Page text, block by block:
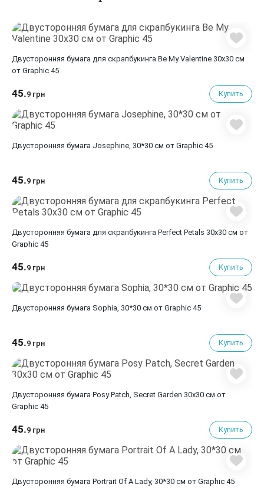
Двусторонняя бумага для скрапбукинга Be My Valentine 30х30 см
от Graphic 45
45.9 грн Купить
Двусторонняя бумага Josephine, 30*30 см от Graphic 45
45.9 грн Купить
Двусторонняя бумага для скрапбукинга Perfect Petals 30х30 см от
Graphic 45
45.9 грн Купить
Двусторонняя бумага Sophia, 30*30 см от Graphic 45
45.9 грн Купить
Двусторонняя бумага Posy Patch, Secret Garden 30х30 см от
Graphic 45
45.9 грн Купить
Двусторонняя бумага Portrait Of A Lady, 30*30 см от Graphic 45